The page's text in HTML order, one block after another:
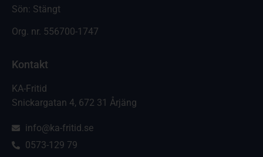
Sön: Stängt
Org. nr. 556700-1747
Kontakt
KA-Fritid
Snickargatan 4, 672 31 Årjäng
info@ka-fritid.se
0573-129 79